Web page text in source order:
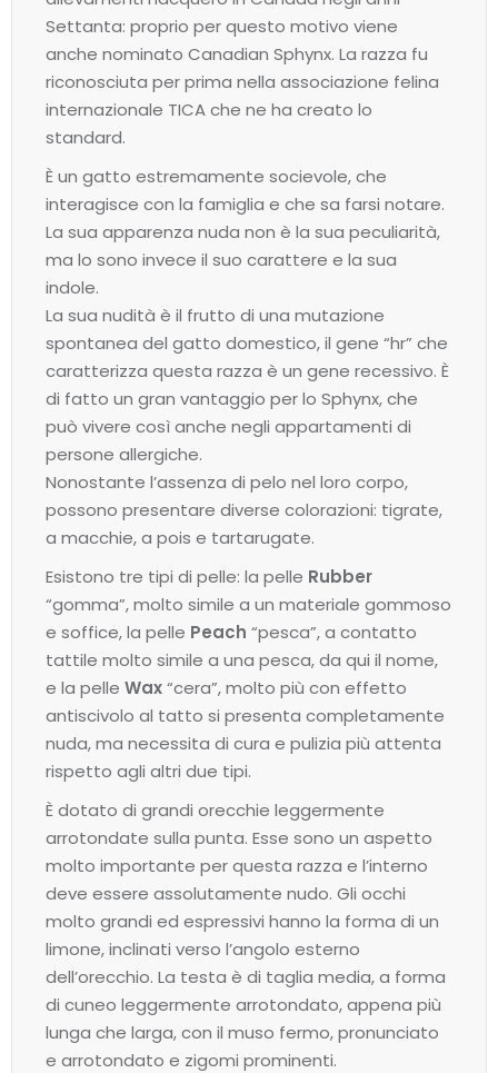
Settanta: proprio per questo motivo viene
anche nominato Canadian Sphynx. La razza fu
riconosciuta per prima nella associazione felina
internazionale TICA che ne ha creato lo
standard.
È un gatto estremamente socievole, che
interagisce con la famiglia e che sa farsi notare.
La sua apparenza nuda non è la sua peculiarità,
ma lo sono invece il suo carattere e la sua
indole.
La sua nudità è il frutto di una mutazione
spontanea del gatto domestico, il gene “hr” che
caratterizza questa razza è un gene recessivo. È
di fatto un gran vantaggio per lo Sphynx, che
può vivere così anche negli appartamenti di
persone allergiche.
Nonostante l’assenza di pelo nel loro corpo,
possono presentare diverse colorazioni: tigrate,
a macchie, a pois e tartarugate.
Esistono tre tipi di pelle: la pelle Rubber
“gomma”, molto simile a un materiale gommoso
e soffice, la pelle Peach “pesca”, a contatto
tattile molto simile a una pesca, da qui il nome,
e la pelle Wax“cera”, molto più con effetto
antiscivolo al tatto si presenta completamente
nuda, ma necessita di cura e pulizia più attenta
rispetto agli altri due tipi.
È dotato di grandi orecchie leggermente
arrotondate sulla punta. Esse sono un aspetto
molto importante per questa razza e l’interno
deve essere assolutamente nudo. Gli occhi
molto grandi ed espressivi hanno la forma di un
limone, inclinati verso l’angolo esterno
dell’orecchio. La testa è di taglia media, a forma
di cuneo leggermente arrotondato, appena più
lunga che larga, con il muso fermo, pronunciato
e arrotondato e zigomi prominenti.